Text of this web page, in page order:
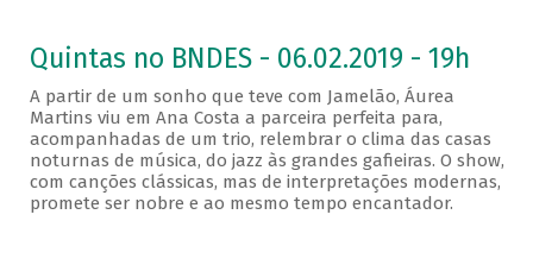
Quintas no BNDES - 06.02.2019 - 19h
A partir de um sonho que teve com Jamelão, Áurea
Martins viu em Ana Costa a parceira perfeita para,
acompanhadas de um trio, relembrar o clima das casas
noturnas de música, do jazz às grandes gafieiras. O show,
com canções clássicas, mas de interpretações modernas,
promete ser nobre e ao mesmo tempo encantador.